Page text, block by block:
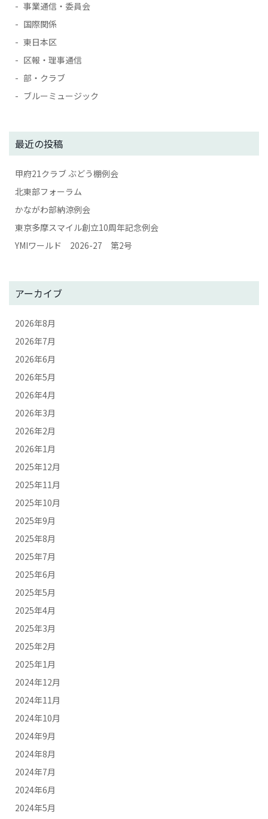
事業通信・委員会
国際関係
東日本区
区報・理事通信
部・クラブ
ブルーミュージック
最近の投稿
甲府21クラブ ぶどう棚例会
北東部フォーラム
かながわ部納涼例会
東京多摩スマイル創立10周年記念例会
YMIワールド 2026-27 第2号
アーカイブ
2026年8月
2026年7月
2026年6月
2026年5月
2026年4月
2026年3月
2026年2月
2026年1月
2025年12月
2025年11月
2025年10月
2025年9月
2025年8月
2025年7月
2025年6月
2025年5月
2025年4月
2025年3月
2025年2月
2025年1月
2024年12月
2024年11月
2024年10月
2024年9月
2024年8月
2024年7月
2024年6月
2024年5月